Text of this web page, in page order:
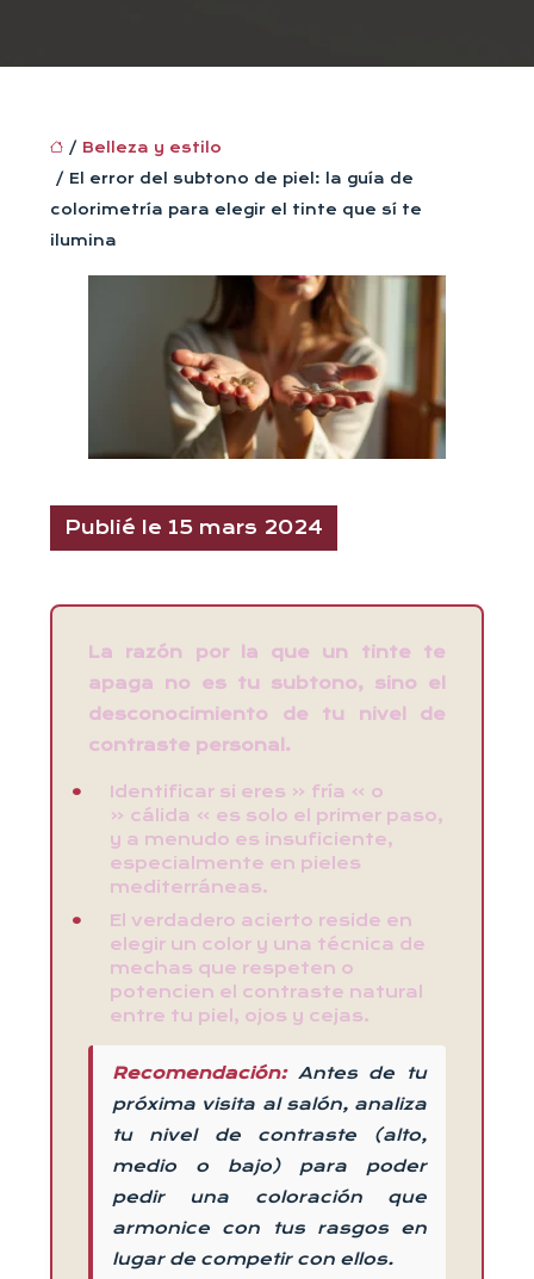
/ Belleza y estilo
/ El error del subtono de piel: la guía de
colorimetría para elegir el tinte que sí te
ilumina
Publié le 15 mars 2024
La razón por la que un tinte te
apaga no es tu subtono, sino el
desconocimiento de tu nivel de
contraste personal.
Identificar si eres « fría » o
« cálida » es solo el primer paso,
y a menudo es insuficiente,
especialmente en pieles
mediterráneas.
El verdadero acierto reside en
elegir un color y una técnica de
mechas que respeten o
potencien el contraste natural
entre tu piel, ojos y cejas.
Recomendación:Antes de tu
próxima visita al salón, analiza
tu nivel de contraste (alto,
medio o bajo) para poder
pedir una coloración que
armonice con tus rasgos en
lugar de competir con ellos.